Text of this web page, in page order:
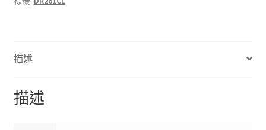
印
描述
描述